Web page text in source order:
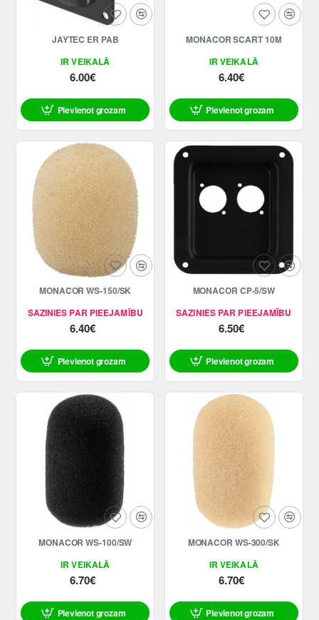
IR VEIKALĀ
JAYTEC ER PAB
6.00€
Pievienot grozam
IR VEIKALĀ
MONACOR SCART 10M
6.40€
Pievienot grozam
SAZINIES PAR PIEEJAMĪBU
MONACOR WS-150/SK
6.40€
Pievienot grozam
SAZINIES PAR PIEEJAMĪBU
MONACOR CP-5/SW
6.50€
Pievienot grozam
IR VEIKALĀ
MONACOR WS-100/SW
6.70€
Pievienot grozam
IR VEIKALĀ
MONACOR WS-300/SK
6.70€
Pievienot grozam